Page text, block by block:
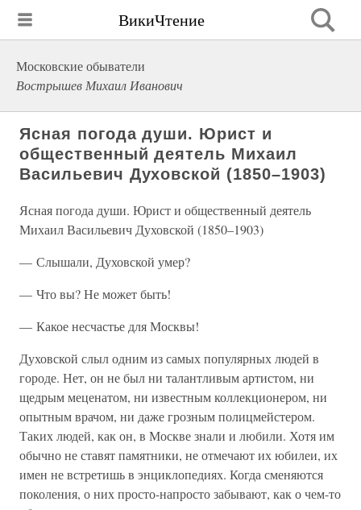
ВикиЧтение
Московские обыватели
Вострышев Михаил Иванович
Ясная погода души. Юрист и
общественный деятель Михаил
Васильевич Духовской (1850–1903)
Ясная погода души. Юрист и общественный деятель
Михаил Васильевич Духовской (1850–1903)
— Слышали, Духовской умер?
— Что вы? Не может быть!
— Какое несчастье для Москвы!
Духовской слыл одним из самых популярных людей в
городе. Нет, он не был ни талантливым артистом, ни
щедрым меценатом, ни известным коллекционером, ни
опытным врачом, ни даже грозным полицмейстером.
Таких людей, как он, в Москве знали и любили. Хотя им
обычно не ставят памятники, не отмечают их юбилеи, их
имен не встретишь в энциклопедиях. Когда сменяются
поколения, о них просто-напросто забывают, как о чем-то